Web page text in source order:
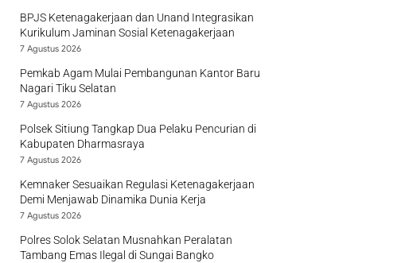
BPJS Ketenagakerjaan dan Unand Integrasikan
Kurikulum Jaminan Sosial Ketenagakerjaan
7 Agustus 2026
Pemkab Agam Mulai Pembangunan Kantor Baru
Nagari Tiku Selatan
7 Agustus 2026
Polsek Sitiung Tangkap Dua Pelaku Pencurian di
Kabupaten Dharmasraya
7 Agustus 2026
Kemnaker Sesuaikan Regulasi Ketenagakerjaan
Demi Menjawab Dinamika Dunia Kerja
7 Agustus 2026
Polres Solok Selatan Musnahkan Peralatan
Tambang Emas Ilegal di Sungai Bangko